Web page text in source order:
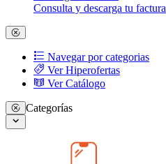
Consulta y descarga tu factura
Navegar por categorias
Ver Hiperofertas
Ver Catálogo
Categorías